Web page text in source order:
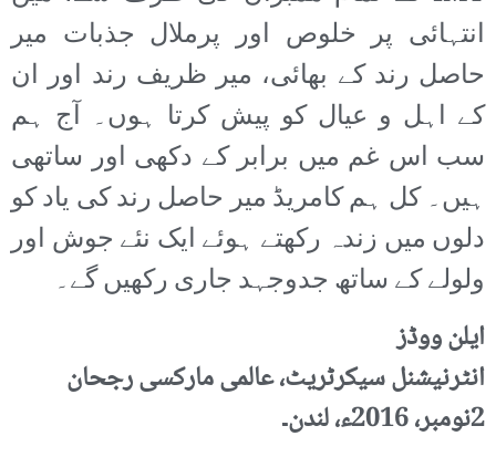
انتہائی پر خلوص اور پرملال جذبات میر
حاصل رند کے بھائی، میر ظریف رند اور ان
کے اہل و عیال کو پیش کرتا ہوں۔ آج ہم
سب اس غم میں برابر کے دکھی اور ساتھی
ہیں۔ کل ہم کامریڈ میر حاصل رند کی یاد کو
دلوں میں زندہ رکھتے ہوئے ایک نئے جوش اور
ولولے کے ساتھ جدوجہد جاری رکھیں گے۔
ایلن ووڈز
انٹرنیشنل سیکرٹریٹ، عالمی مارکسی رجحان
2نومبر، 2016ء، لندن۔